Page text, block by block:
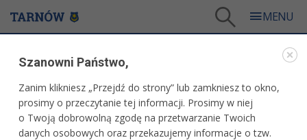
GALERIA - MIASTO 2003
Szanowni Państwo,
Zanim klikniesz „Przejdź do strony” lub zamkniesz to okno,
prosimy o przeczytanie tej informacji. Prosimy w niej
o Twoją dobrowolną zgodę na przetwarzanie Twoich
danych osobowych oraz przekazujemy informacje o tzw.